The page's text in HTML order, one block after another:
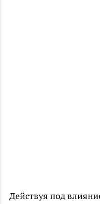
Действуя под